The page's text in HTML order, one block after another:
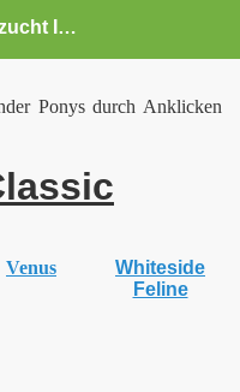
Shetland Ponyzucht Isaron
Ponys durch Anklicken
Venus
Whiteside
Feline